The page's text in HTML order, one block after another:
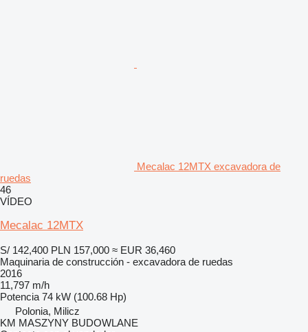
Mecalac 12MTX excavadora de
ruedas
46
VÍDEO
Mecalac 12MTX
S/ 142,400 PLN 157,000 ≈ EUR 36,460
Maquinaria de construcción - excavadora de ruedas
2016
11,797 m/h
Potencia 74 kW (100.68 Hp)
Polonia, Milicz
KM MASZYNY BUDOWLANE